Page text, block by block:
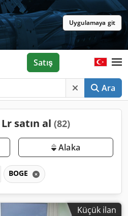
Uygulamaya git
Ara
Satış
satın al (82)
Alaka
BOGE
Küçük ilan